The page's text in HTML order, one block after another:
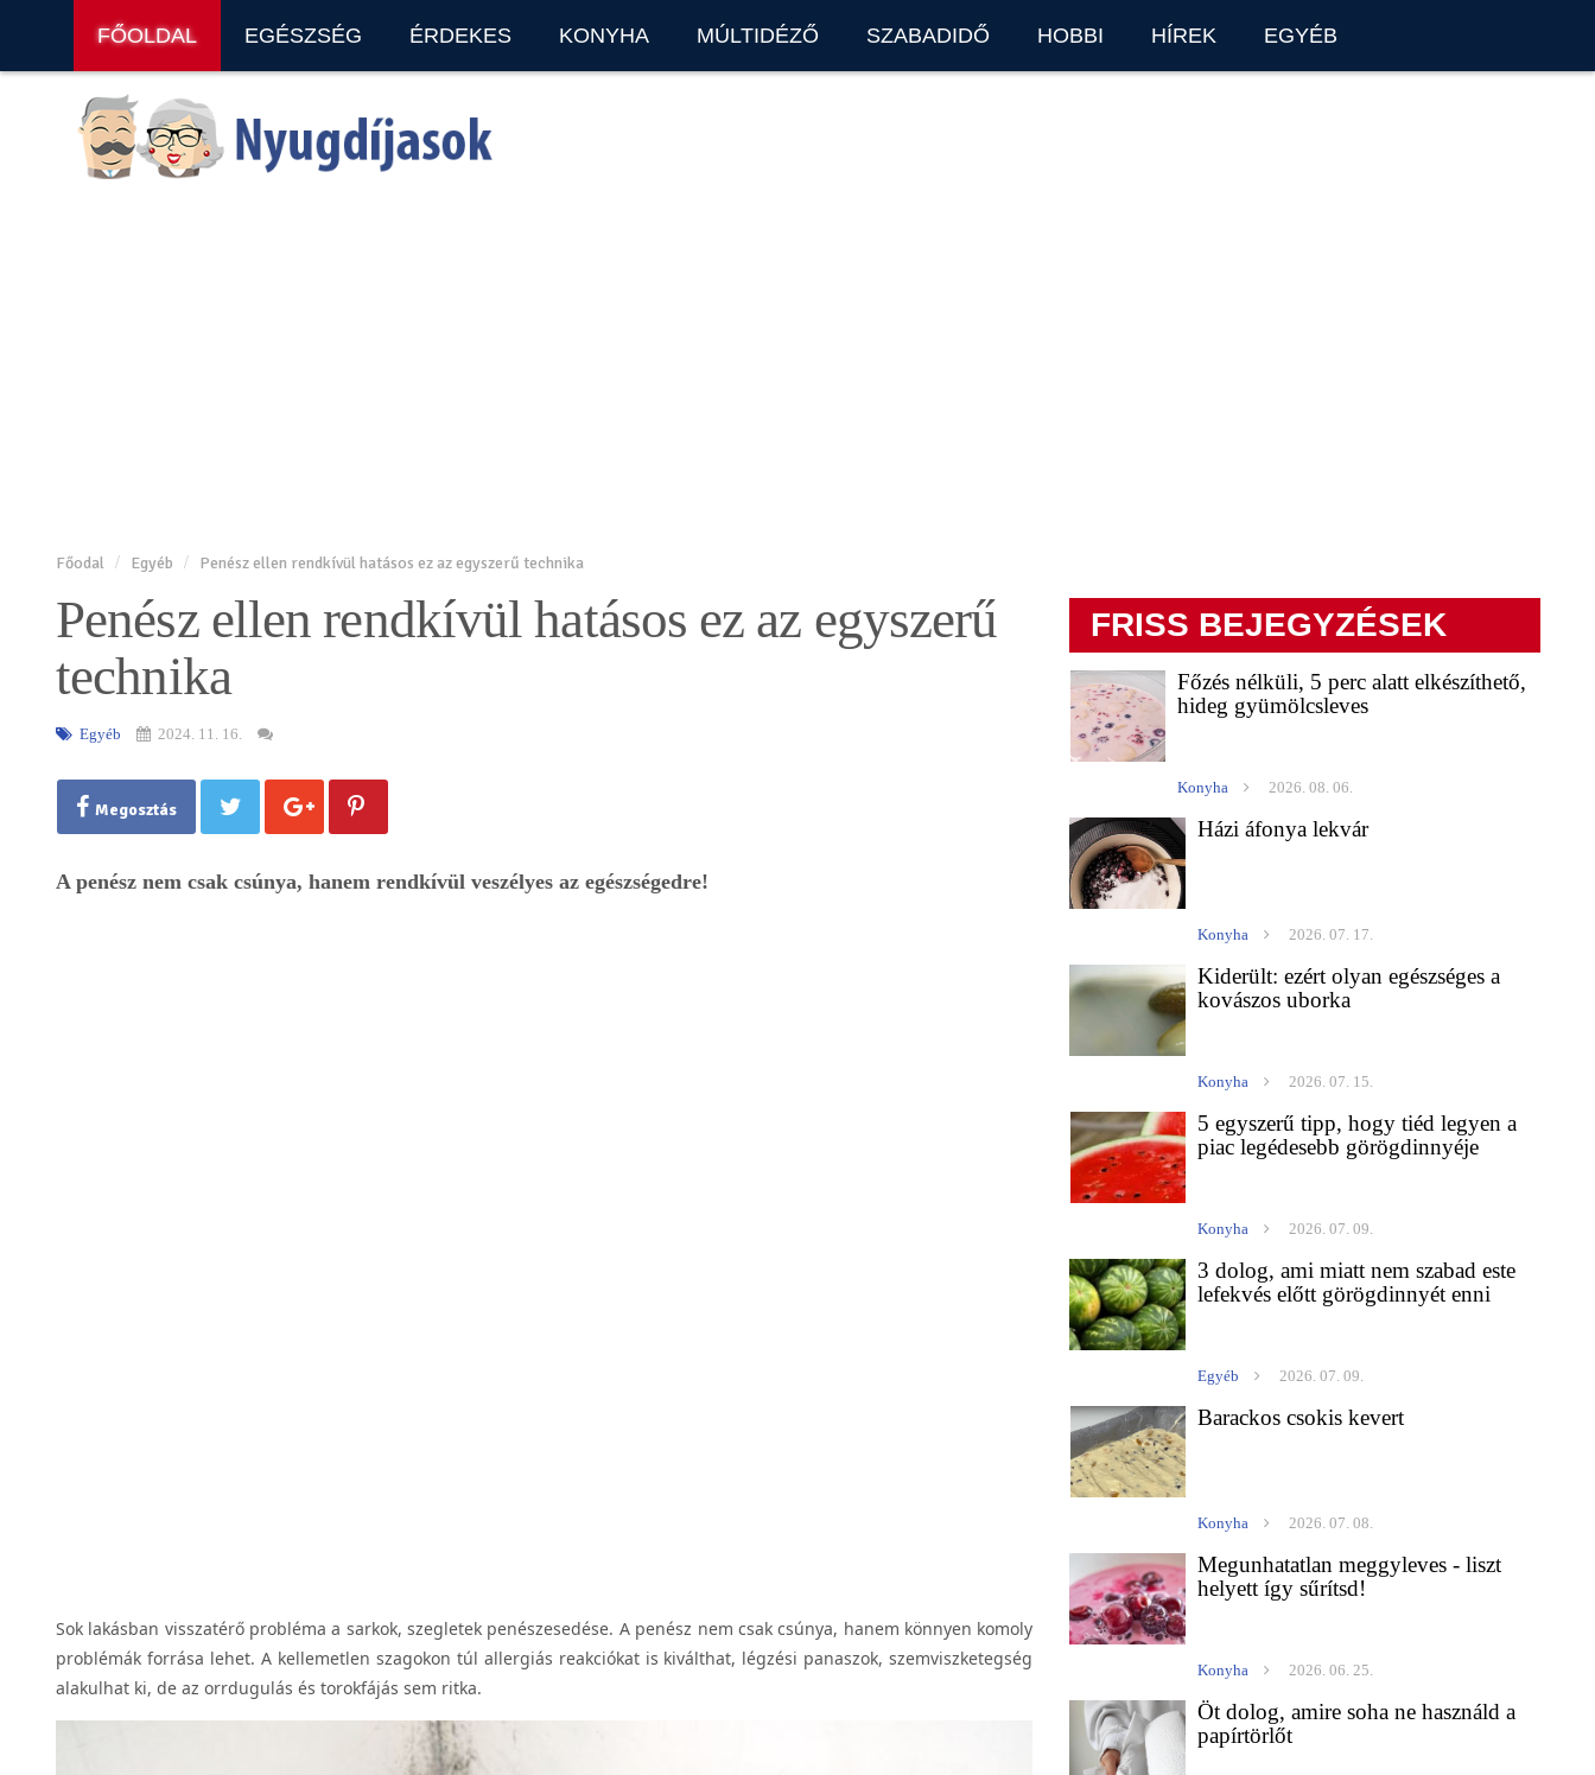
FŐOLDAL EGÉSZSÉG ÉRDEKES KONYHA MÚLTIDÉZŐ SZABADIDŐ HOBBI HÍREK EGYÉB
Főodal Egyéb Penész ellen rendkívül hatásos ez az egyszerű technika
Penész ellen rendkívül hatásos ez az egyszerű
technika
Egyéb 2024. 11. 16.
Megosztás
A penész nem csak csúnya, hanem rendkívül veszélyes az egészségedre!
Sok lakásban visszatérő probléma a sarkok, szegletek penészesedése. A penész nem csak csúnya, hanem könnyen komoly
problémák forrása lehet. A kellemetlen szagokon túl allergiás reakciókat is kiválthat, légzési panaszok, szemviszketegség
alakulhat ki, de az orrdugulás és torokfájás sem ritka.
FRISS BEJEGYZÉSEK
Főzés nélküli, 5 perc alatt elkészíthető,
hideg gyümölcsleves
Konyha 2026. 08. 06.
Házi áfonya lekvár
Konyha 2026. 07. 17.
Kiderült: ezért olyan egészséges a
kovászos uborka
Konyha 2026. 07. 15.
5 egyszerű tipp, hogy tiéd legyen a
piac legédesebb görögdinnyéje
Konyha 2026. 07. 09.
3 dolog, ami miatt nem szabad este
lefekvés előtt görögdinnyét enni
Egyéb 2026. 07. 09.
Barackos csokis kevert
Konyha 2026. 07. 08.
Megunhatatlan meggyleves - liszt
helyett így sűrítsd!
Konyha 2026. 06. 25.
Öt dolog, amire soha ne használd a
papírtörlőt